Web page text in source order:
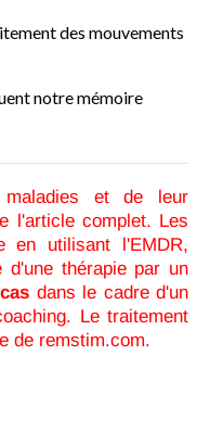
des mouvements
notre mémoire
et de leur
l'article complet. Les
en utilisant l'EMDR,
thérapie par un
dans le cadre d'un
Le traitement
de remstim.com.